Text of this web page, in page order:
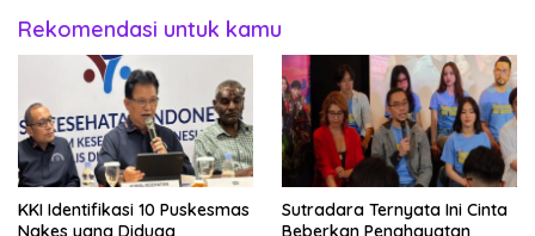
Rekomendasi untuk kamu
KKI Identifikasi 10 Puskesmas
Nakes yang Diduga
Sutradara Ternyata Ini Cinta
Beberkan Penghayatan